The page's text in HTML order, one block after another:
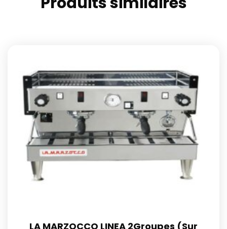
LA MARZOCCO LINEA 2Groupes (Sur